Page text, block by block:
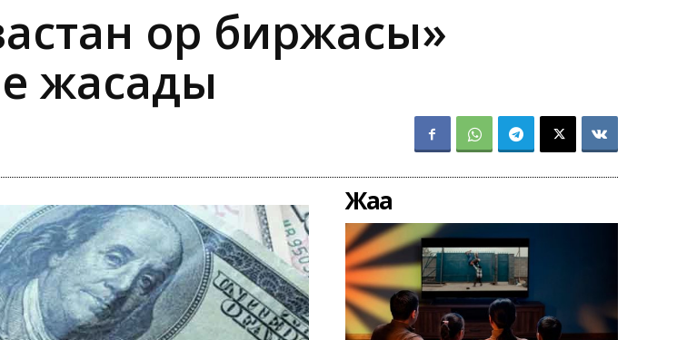
қор биржасы»
жасады
Жаңа